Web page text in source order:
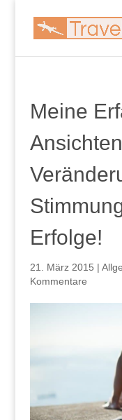
Meine
Erfolge!
21. März 2015 |
Kommentare